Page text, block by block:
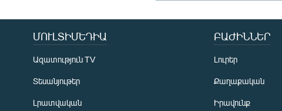
ՄՈՒԼՏԻՄԵԴԻԱ
Ազատություն TV
Տեսանյութեր
Լրատվական
ԲԱԺԻՆՆԵՐ
Լուրեր
Քաղաքական
Իրավունք